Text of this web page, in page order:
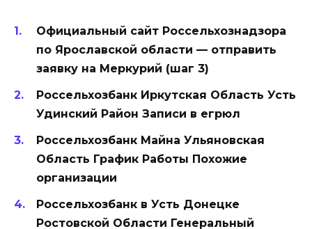
Официальный сайт Россельхознадзора
по Ярославской области — отправить
заявку на Меркурий (шаг 3)
Россельхозбанк Иркутская Область Усть
Удинский Район Записи в егрюл
Россельхозбанк Майна Ульяновская
Область График Работы Похожие
организации
Россельхозбанк в Усть Донецке
Ростовской Области Генеральный